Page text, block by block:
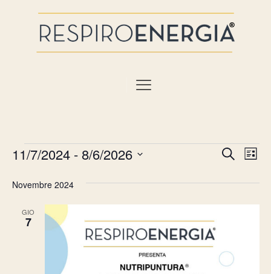
Eventi
Eventi
e
CercaLista
11/7/2024 - 8/6/2026
la
Novembre 2024
GIO
7